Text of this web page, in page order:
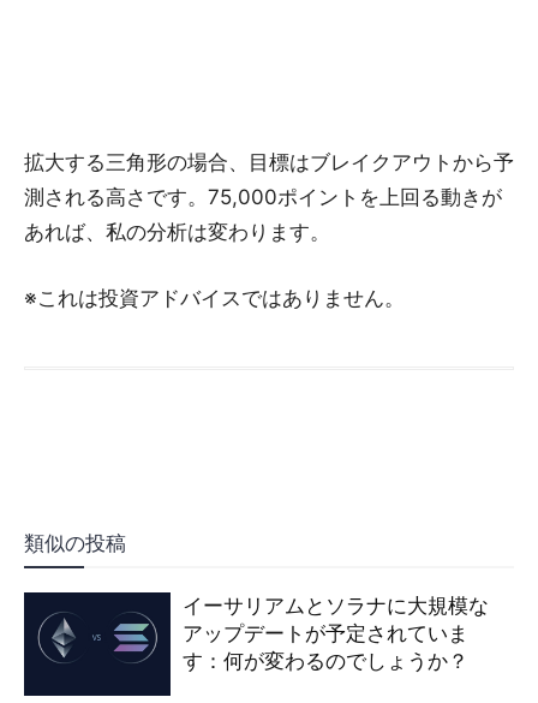
拡大する三角形の場合、目標はブレイクアウトから予
測される高さです。75,000ポイントを上回る動きが
あれば、私の分析は変わります。
※これは投資アドバイスではありません。
類似の投稿
イーサリアムとソラナに大規模な
アップデートが予定されていま
す：何が変わるのでしょうか？